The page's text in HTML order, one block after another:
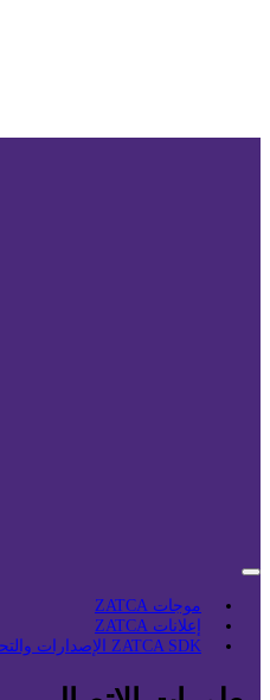
موجات ZATCA
إعلانات ZATCA
ZATCA SDK الإصدارات والتحديثات